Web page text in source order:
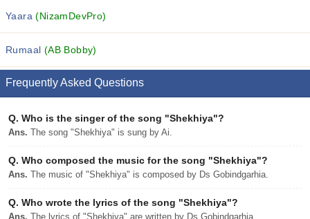
Yaara(NizamDevPro)
Rumaal (AB Bobby)
Frequently Asked Questions
Q. Who is the singer of the song "Shekhiya"?
Ans. The song "Shekhiya" is sung by Ai.
Q. Who composed the music for the song "Shekhiya"?
Ans. The music of "Shekhiya" is composed by Ds Gobindgarhia.
Q. Who wrote the lyrics of the song "Shekhiya"?
Ans. The lyrics of "Shekhiya" are written by Ds Gobindgarhia.